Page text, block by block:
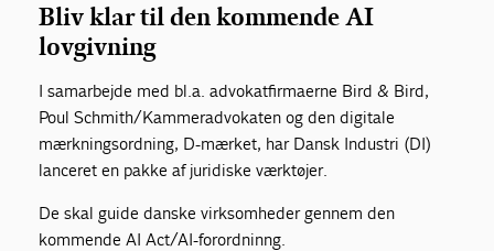
Bliv klar til den kommende AI
lovgivning
I samarbejde med bl.a. advokatfirmaerne Bird & Bird,
Poul Schmith/Kammeradvokaten og den digitale
mærkningsordning, D-mærket, har Dansk Industri (DI)
lanceret en pakke af juridiske værktøjer.
De skal guide danske virksomheder gennem den
kommende AI Act/AI-forordninng.